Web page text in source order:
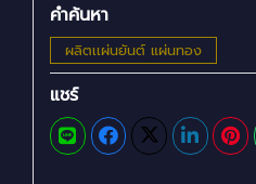
คำค้นหา
ผลิตเเผ่นยันต์ แผ่นทอง
แชร์